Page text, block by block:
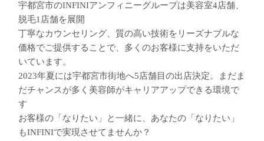
宇都宮市のINFINIアンフィニーグループは美容室4店舗、
脱毛1店舗を展開
丁寧なカウンセリング、質の高い技術をリーズナブルな
価格でご提供することで、多くのお客様に支持をいただ
いています。
2023年夏には宇都宮市街地へ5店舗目の出店決定。まだま
だチャンスが多く美容師がキャリアアップできる環境で
す
お客様の「なりたい」と一緒に、あなたの「なりたい」
もINFINIで実現させてませんか？